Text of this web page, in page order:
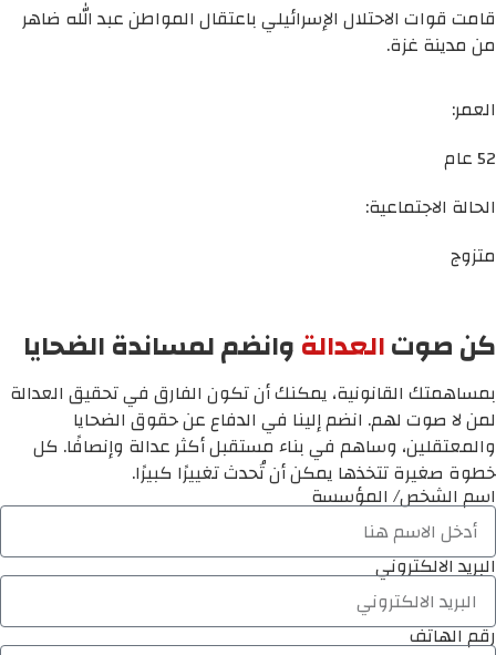
قامت قوات الاحتلال الإسرائيلي باعتقال المواطن عبد الله ضاهر
من مدينة غزة.
العمر:
52 عام
الحالة الاجتماعية:
متزوج
كن صوتالعدالةوانضم لمساندة الضحايا
بمساهمتك القانونية، يمكنك أن تكون الفارق في تحقيق العدالة
لمن لا صوت لهم. انضم إلينا في الدفاع عن حقوق الضحايا
والمعتقلين، وساهم في بناء مستقبل أكثر عدالة وإنصافًا. كل
خطوة صغيرة تتخذها يمكن أن تُحدث تغييرًا كبيرًا.
اسم الشخص/ المؤسسة
البريد الالكتروني
رقم الهاتف